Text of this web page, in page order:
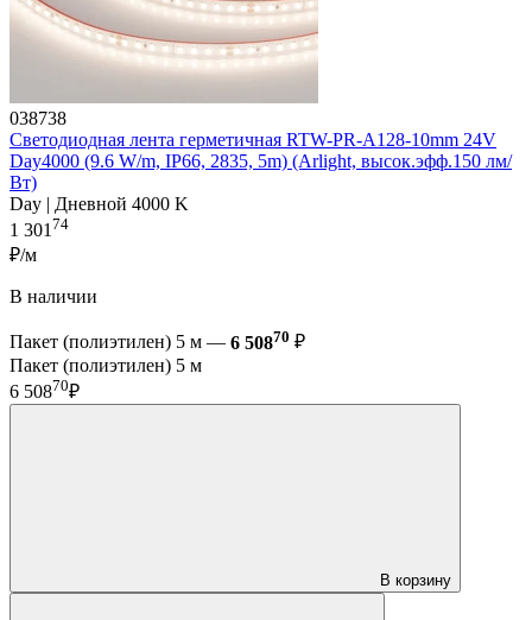
038738
Светодиодная лента герметичная RTW-PR-A128-10mm 24V
Day4000 (9.6 W/m, IP66, 2835, 5m) (Arlight, высок.эфф.150 лм/
Вт)
Day | Дневной 4000 K
1 301 74
₽/м
В наличии
Пакет (полиэтилен) 5 м — 6 50870 ₽
Пакет (полиэтилен) 5 м
6 50870₽
В корзину